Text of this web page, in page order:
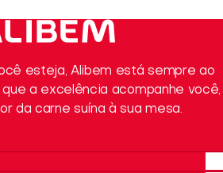
esteja, Alibem está sempre ao
a excelência acompanhe você,
da carne suína à sua mesa.